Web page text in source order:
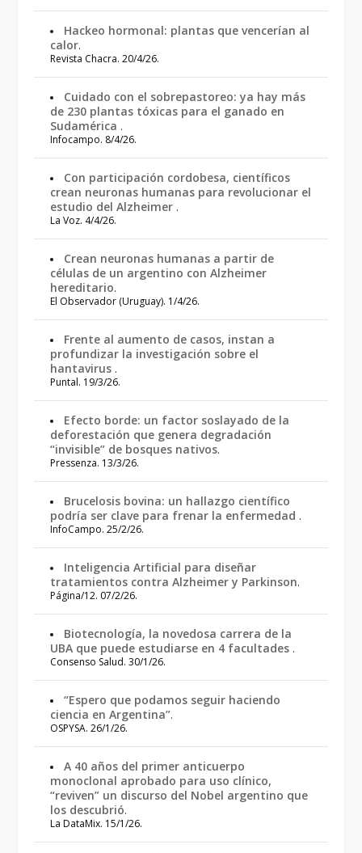
Hackeo hormonal: plantas que vencerían al
calor.
Revista Chacra. 20/4/26.
Cuidado con el sobrepastoreo: ya hay más
de 230 plantas tóxicas para el ganado en
Sudamérica .
Infocampo. 8/4/26.
Con participación cordobesa, científicos
crean neuronas humanas para revolucionar el
estudio del Alzheimer .
La Voz. 4/4/26.
Crean neuronas humanas a partir de
células de un argentino con Alzheimer
hereditario.
El Observador (Uruguay). 1/4/26.
Frente al aumento de casos, instan a
profundizar la investigación sobre el
hantavirus .
Puntal. 19/3/26.
Efecto borde: un factor soslayado de la
deforestación que genera degradación
“invisible” de bosques nativos.
Pressenza. 13/3/26.
Brucelosis bovina: un hallazgo científico
podría ser clave para frenar la enfermedad .
InfoCampo. 25/2/26.
Inteligencia Artificial para diseñar
tratamientos contra Alzheimer y Parkinson.
Página/12. 07/2/26.
Biotecnología, la novedosa carrera de la
UBA que puede estudiarse en 4 facultades .
Consenso Salud. 30/1/26.
“Espero que podamos seguir haciendo
ciencia en Argentina”.
OSPYSA. 26/1/26.
A 40 años del primer anticuerpo
monoclonal aprobado para uso clínico,
“reviven” un discurso del Nobel argentino que
los descubrió.
La DataMix. 15/1/26.